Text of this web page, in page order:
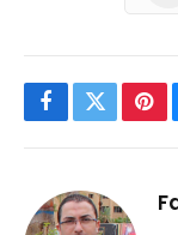
Facebook
Twitter